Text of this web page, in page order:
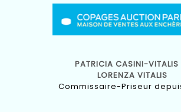
PATRICIA CASINI-
LORENZA VITALIS
Commissaire-Priseur